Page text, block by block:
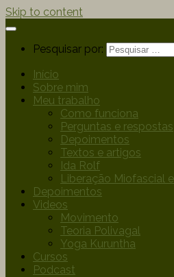
Skip to content
Pesquisar por:
Início
Sobre mim
Meu trabalho
Como funciona
Perguntas e respostas
Depoimentos
Textos e artigos
Ida Rolf
Liberação Miofascial
Depoimentos
Videos
Movimento
Teoria Polivagal
Yoga Kuruntha
Cursos
Podcast